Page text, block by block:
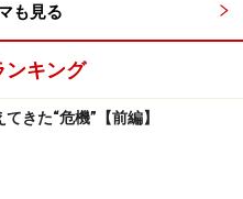
も見る
ンキング
きた“危機”【前編】